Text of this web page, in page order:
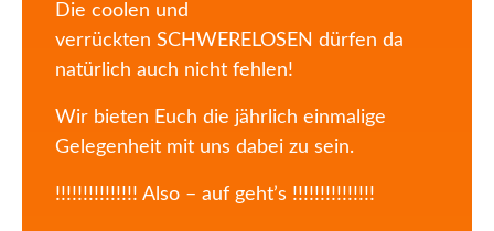
Die coolen und
verrückten SCHWERELOSEN dürfen da
natürlich auch nicht fehlen!
Wir bieten Euch die jährlich einmalige
Gelegenheit mit uns dabei zu sein.
!!!!!!!!!!!!!!! Also – auf geht’s !!!!!!!!!!!!!!!